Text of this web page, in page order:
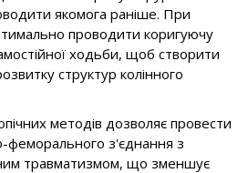
якомога раніше. При
проводити коригуючу
ходьби, щоб створити
структур колінного
методів дозволяє провести
феморального з'єднання з
травматизмом, що зменшує